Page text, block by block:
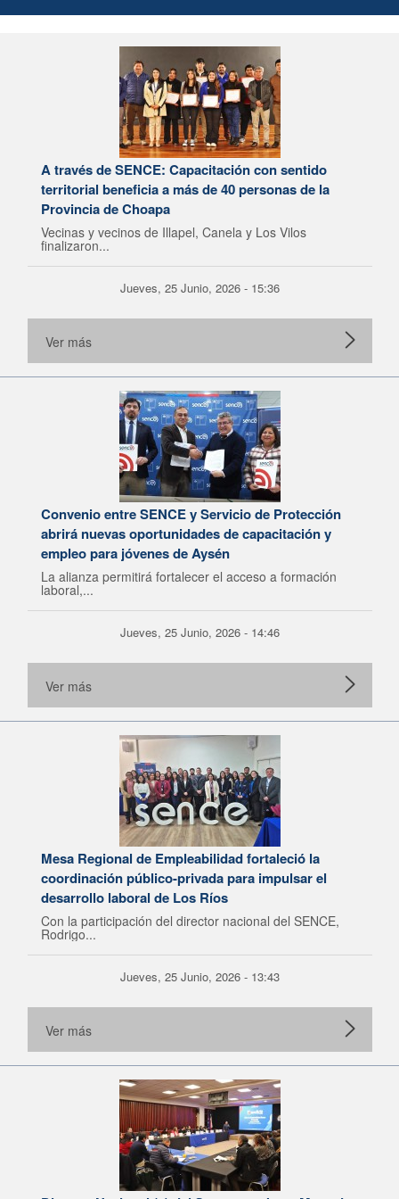
A través de SENCE: Capacitación con sentido
territorial beneficia a más de 40 personas de la
Provincia de Choapa
Vecinas y vecinos de Illapel, Canela y Los Vilos
finalizaron...
Jueves, 25 Junio, 2026 - 15:36
Ver más
Convenio entre SENCE y Servicio de Protección
abrirá nuevas oportunidades de capacitación y
empleo para jóvenes de Aysén
La alianza permitirá fortalecer el acceso a formación
laboral,...
Jueves, 25 Junio, 2026 - 14:46
Ver más
Mesa Regional de Empleabilidad fortaleció la
coordinación público-privada para impulsar el
desarrollo laboral de Los Ríos
Con la participación del director nacional del SENCE,
Rodrigo...
Jueves, 25 Junio, 2026 - 13:43
Ver más